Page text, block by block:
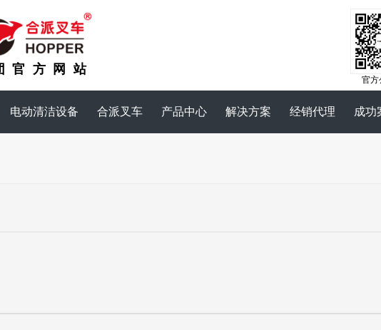
官方网站
官方
电动清洁设备 合派叉车 产品中心 解决方案 经销代理 成功